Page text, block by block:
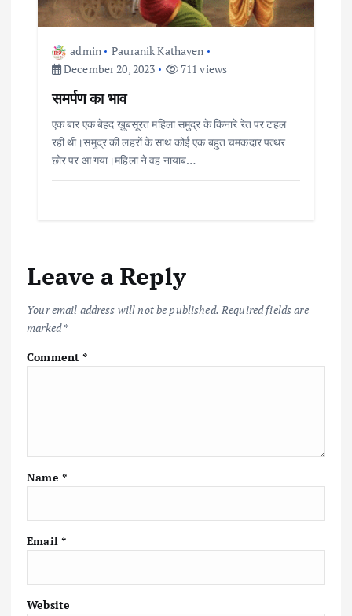
admin
Pauranik Kathayen
December 20, 2023
711 views
समर्पण का भाव
एक बार एक बेहद ख़ूबसूरत महिला समुद्र के किनारे रेत पर टहल
रही थी।समुद्र की लहरों के साथ कोई एक बहुत चमकदार पत्थर
छोर पर आ गया।महिला ने वह नायाब…
Leave a Reply
Your email address will not be published. Required fields are
marked*
Comment*
Name *
Email *
Website